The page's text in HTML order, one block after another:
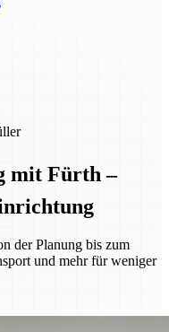
mit Fürth –
der Planung bis zum
und mehr für weniger